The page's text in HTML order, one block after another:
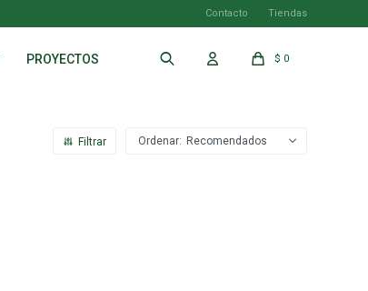
PROYECTOS $ 0
Contacto Tiendas
Recomendados